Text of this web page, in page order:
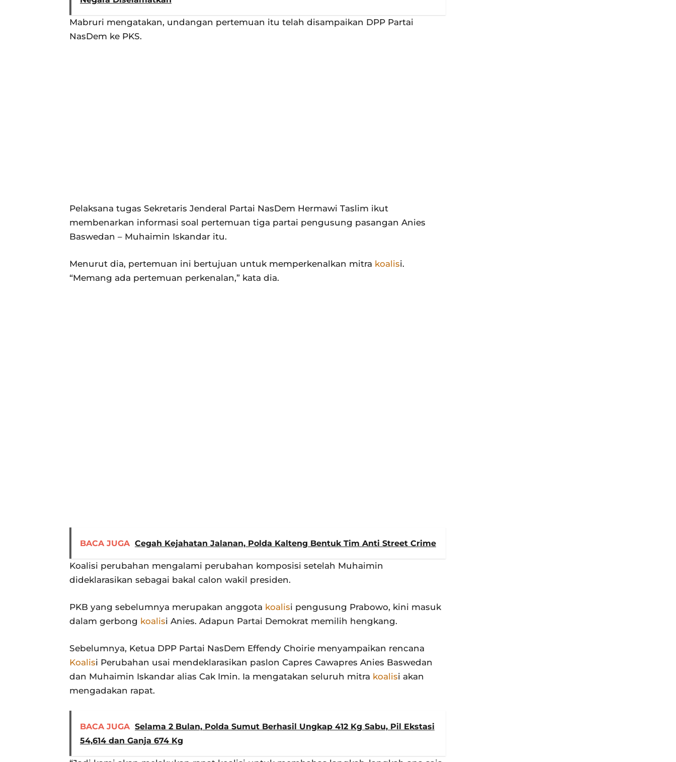
Mabruri mengatakan, undangan pertemuan itu telah disampaikan DPP Partai
NasDem ke PKS.
Pelaksana tugas Sekretaris Jenderal Partai NasDem Hermawi Taslim ikut
membenarkan informasi soal pertemuan tiga partai pengusung pasangan Anies
Baswedan – Muhaimin Iskandar itu.
Menurut dia, pertemuan ini bertujuan untuk memperkenalkan mitra koalisi.
“Memang ada pertemuan perkenalan,” kata dia.
BACA JUGA Cegah Kejahatan Jalanan, Polda Kalteng Bentuk Tim Anti Street Crime
Koalisi perubahan mengalami perubahan komposisi setelah Muhaimin
dideklarasikan sebagai bakal calon wakil presiden.
PKB yang sebelumnya merupakan anggota koalisi pengusung Prabowo, kini masuk
dalam gerbong koalisi Anies. Adapun Partai Demokrat memilih hengkang.
Sebelumnya, Ketua DPP Partai NasDem Effendy Choirie menyampaikan rencana
Koalisi Perubahan usai mendeklarasikan paslon Capres Cawapres Anies Baswedan
dan Muhaimin Iskandar alias Cak Imin. Ia mengatakan seluruh mitra koalisi akan
mengadakan rapat.
BACA JUGA Selama 2 Bulan, Polda Sumut Berhasil Ungkap 412 Kg Sabu, Pil Ekstasi
54,614 dan Ganja 674 Kg